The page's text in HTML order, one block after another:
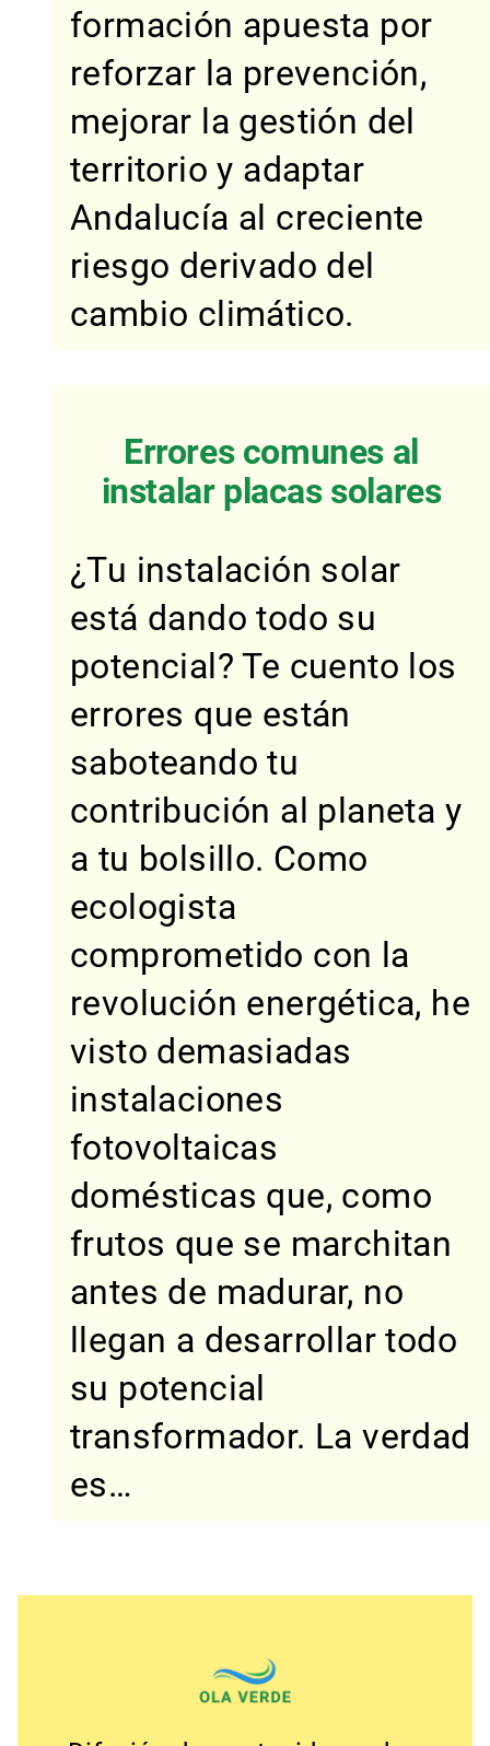
formación apuesta por
reforzar la prevención,
mejorar la gestión del
territorio y adaptar
Andalucía al creciente
riesgo derivado del
cambio climático.
Errores comunes al
instalar placas solares
¿Tu instalación solar
está dando todo su
potencial? Te cuento los
errores que están
saboteando tu
contribución al planeta y
a tu bolsillo. Como
ecologista
comprometido con la
revolución energética, he
visto demasiadas
instalaciones
fotovoltaicas
domésticas que, como
frutos que se marchitan
antes de madurar, no
llegan a desarrollar todo
su potencial
transformador. La verdad
es…